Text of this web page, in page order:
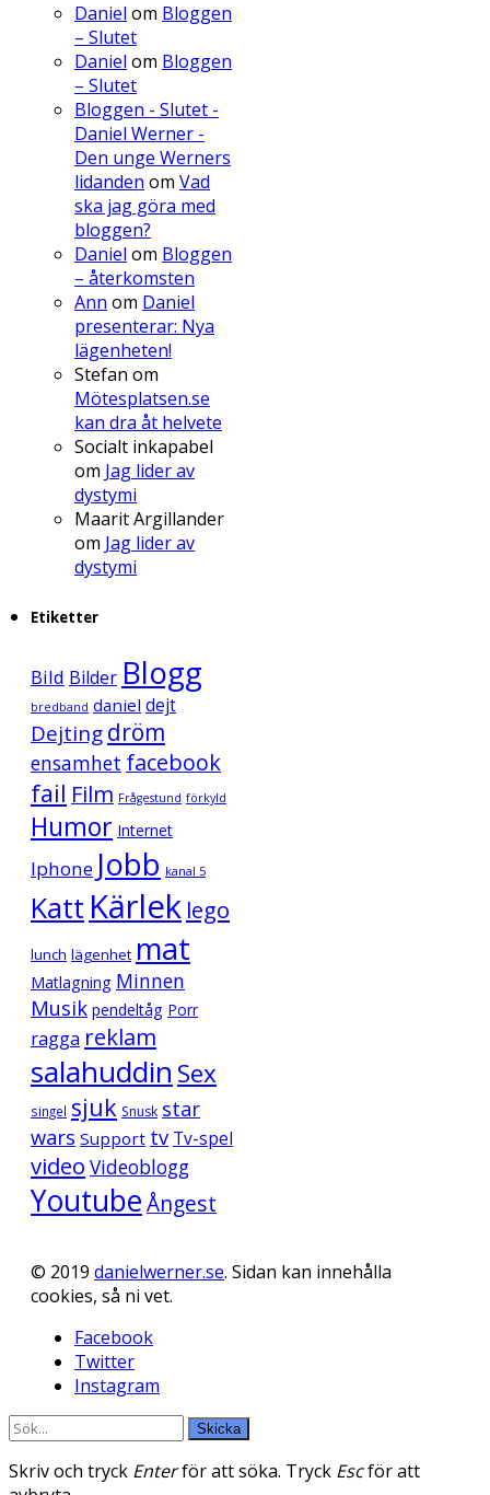
Daniel om Bloggen
– Slutet
Daniel om Bloggen
– Slutet
Bloggen - Slutet -
Daniel Werner -
Den unge Werners
lidanden om Vad
ska jag göra med
bloggen?
Daniel om Bloggen
– återkomsten
Ann om Daniel
presenterar: Nya
lägenheten!
Stefan om
Mötesplatsen.se
kan dra åt helvete
Socialt inkapabel
om Jag lider av
dystymi
Maarit Argillander
om Jag lider av
dystymi
Etiketter
Bild Bilder Blogg
bredband daniel dejt
Dejtingdröm
ensamhet facebook
fail Film Frågestund förkyld
Humor Internet
Iphone Jobb kanal 5
Katt Kärlek lego
lunch lägenhet mat
Matlagning Minnen
Musik pendeltåg Porr
ragga reklam
salahuddin Sex
singel sjuk Snusk star
wars Support tv Tv-spel
video Videoblogg
YoutubeÅngest
© 2019 danielwerner.se. Sidan kan innehålla
cookies, så ni vet.
Facebook
Twitter
Instagram
Skicka
Skriv och tryck Enterför att söka. Tryck Escför att